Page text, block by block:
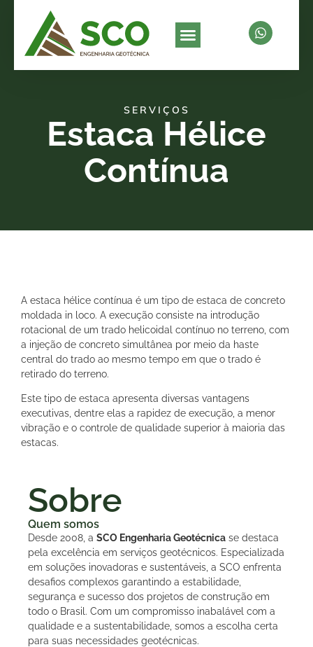
SERVIÇOS
Estaca Hélice
Contínua
A estaca hélice contínua é um tipo de estaca de concreto
moldada in loco. A execução consiste na introdução
rotacional de um trado helicoidal contínuo no terreno, com
a injeção de concreto simultânea por meio da haste
central do trado ao mesmo tempo em que o trado é
retirado do terreno.
Este tipo de estaca apresenta diversas vantagens
executivas, dentre elas a rapidez de execução, a menor
vibração e o controle de qualidade superior à maioria das
estacas.
Sobre
Quem somos
Desde 2008, a SCO Engenharia Geotécnica se destaca
pela excelência em serviços geotécnicos. Especializada
em soluções inovadoras e sustentáveis, a SCO enfrenta
desafios complexos garantindo a estabilidade,
segurança e sucesso dos projetos de construção em
todo o Brasil. Com um compromisso inabalável com a
qualidade e a sustentabilidade, somos a escolha certa
para suas necessidades geotécnicas.